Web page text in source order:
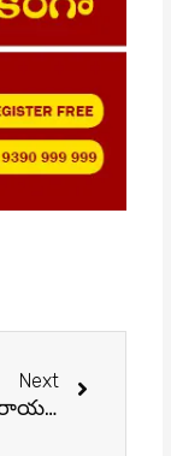
Next
యన్‌టిఆర్‌ రాయసీమకు చేయూత
Next